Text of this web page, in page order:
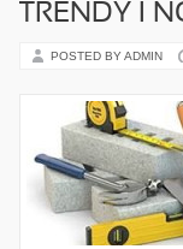
TRENDY I
POSTED BY ADMIN